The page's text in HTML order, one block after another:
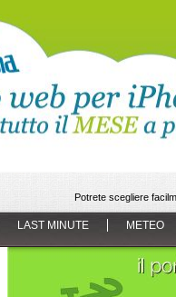
Potrete scegliere
LAST MINUTE METEO